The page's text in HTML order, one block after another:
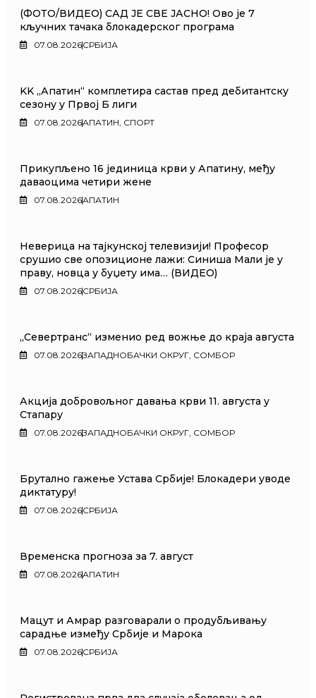
(ФОТО/ВИДЕО) САД ЈЕ СВЕ ЈАСНО! Ово је 7
кључних тачака блокадерског програма
07.08.2026СРБИЈА
KK „Апатин“ комплетира састав пред дебитантску
сезону у Првој Б лиги
07.08.2026АПАТИН, СПОРТ
Прикупљено 16 јединица крви у Апатину, међу
даваоцима четири жене
07.08.2026АПАТИН
Неверица на тајкунској телевизији! Професор
срушио све опозиционе лажи: Синиша Мали је у
праву, новца у буџету има… (ВИДЕО)
07.08.2026СРБИЈА
„Севертранс“ изменио ред вожње до краја августа
07.08.2026ЗАПАДНОБАЧКИ ОКРУГ, СОМБОР
Акција добровољног давања крви 11. августа у
Стапару
07.08.2026ЗАПАДНОБАЧКИ ОКРУГ, СОМБОР
Брутално гажење Устава Србије! Блокадери уводе
диктатуру!
07.08.2026СРБИЈА
Временска прогноза за 7. август
07.08.2026АПАТИН
Мацут и Амрар разговарали о продубљивању
сарадње између Србије и Марока
07.08.2026СРБИЈА